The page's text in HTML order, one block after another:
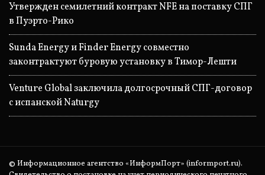
Утвержден семилетний контракт NFE на поставку СПГ
в Пуэрто-Рико
Sunda Energy и Finder Energy совместно
законтрактуют буровую установку в Тимор-Лешти
Venture Global заключила долгосрочный СПГ-договор
с испанской Naturgy
© Информационное агентство «ИнформПорт» (informport.ru).